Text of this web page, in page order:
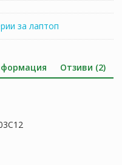
за лаптоп
Отзиви (2)